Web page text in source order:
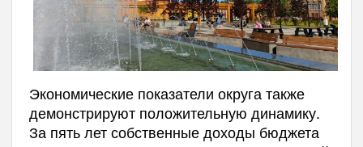
Экономические показатели округа также
демонстрируют положительную динамику.
За пять лет собственные доходы бюджета